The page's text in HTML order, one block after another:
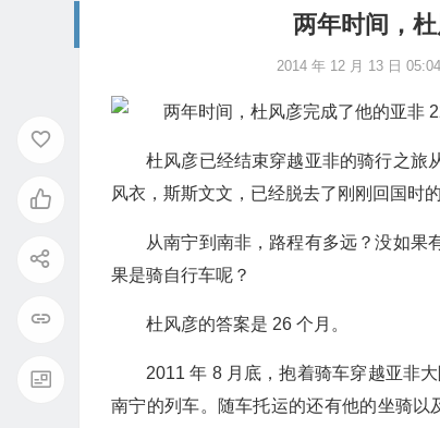
两年时间，
2014 年 12 月 13 日
杜风彦已经结束穿越亚非的骑行之旅
风衣，斯斯文文，已经脱去了刚刚回国时的
从南宁到南非，路程有多远？没如果
果是骑自行车呢？
杜风彦的答案是 26 个月。
2011 年 8 月底，抱着骑车穿越亚非
南宁的列车。随车托运的还有他的坐骑